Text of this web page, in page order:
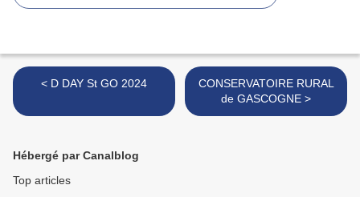
< D DAY St GO 2024
CONSERVATOIRE RURAL
de GASCOGNE >
Hébergé par Canalblog
Top articles